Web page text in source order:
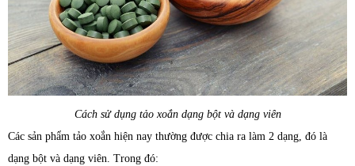
Cách sử dụng tảo xoắn dạng bột và dạng viên
Các sản phẩm tảo xoắn hiện nay thường được chia ra làm 2 dạng, đó là
dạng bột và dạng viên. Trong đó: